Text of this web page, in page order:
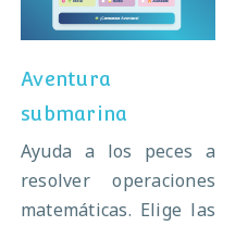
Aventura
submarina
Ayuda a los peces a
resolver operaciones
matemáticas. Elige las